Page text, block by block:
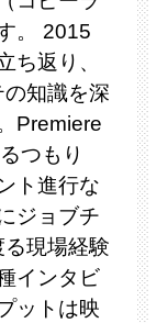
。 2015
ち返り、
知識を深
Premiere
つもり
ト進行な
ジョブチ
る現場経験
インタビ
ットは映